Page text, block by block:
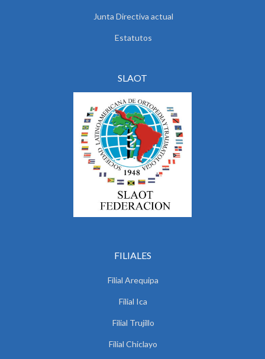
Junta Directiva actual
Estatutos
SLAOT
FILIALES
Filial Arequipa
Filial Ica
Filial Trujillo
Filial Chiclayo